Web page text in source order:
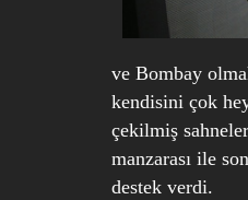
ve Bombay
kendisini çok
çekilmiş
manzarası ile
destek verdi.